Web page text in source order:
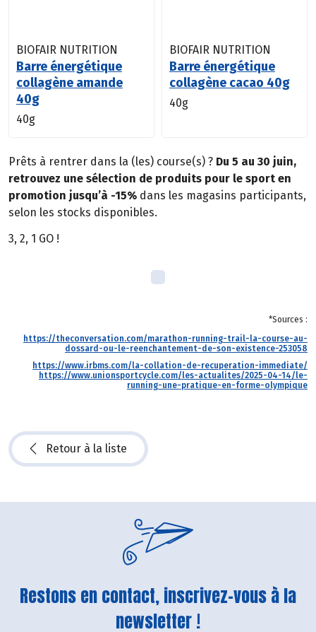
BIOFAIR NUTRITION
Barre énergétique
collagène amande
40g
40g
BIOFAIR NUTRITION
Barre énergétique
collagène cacao 40g
40g
Prêts à rentrer dans la (les) course(s) ? Du 5 au 30 juin,
retrouvez une sélection de produits pour le sport en
promotion jusqu’à -15% dans les magasins participants,
selon les stocks disponibles.
3, 2, 1 GO !
*Sources :
https://theconversation.com/marathon-running-trail-la-course-au-
dossard-ou-le-reenchantement-de-son-existence-253058
https://www.irbms.com/la-collation-de-recuperation-immediate/
https://www.unionsportcycle.com/les-actualites/2025-04-14/le-
running-une-pratique-en-forme-olympique
Retour à la liste
Restons en contact, inscrivez-vous à la
newsletter !